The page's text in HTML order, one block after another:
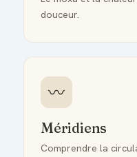
douceur.
〰️
Méridiens
Comprendre la